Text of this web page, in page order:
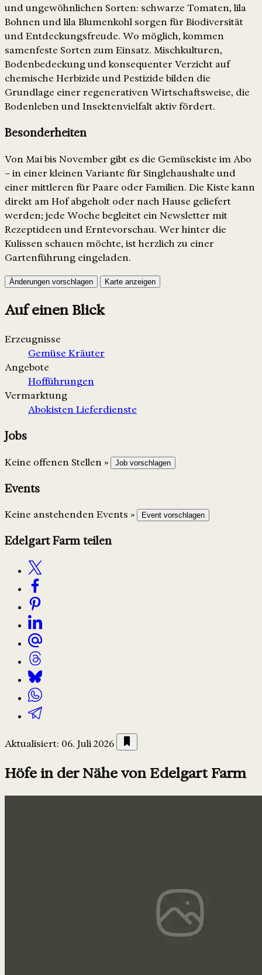
und ungewöhnlichen Sorten: schwarze Tomaten, lila
Bohnen und lila Blumenkohl sorgen für Biodiversität
und Entdeckungsfreude. Wo möglich, kommen
samenfeste Sorten zum Einsatz. Mischkulturen,
Bodenbedeckung und konsequenter Verzicht auf
chemische Herbizide und Pestizide bilden die
Grundlage einer regenerativen Wirtschaftsweise, die
Bodenleben und Insektenvielfalt aktiv fördert.
Besonderheiten
Von Mai bis November gibt es die Gemüsekiste im Abo
– in einer kleinen Variante für Singlehaushalte und
einer mittleren für Paare oder Familien. Die Kiste kann
direkt am Hof abgeholt oder nach Hause geliefert
werden; jede Woche begleitet ein Newsletter mit
Rezeptideen und Erntevorschau. Wer hinter die
Kulissen schauen möchte, ist herzlich zu einer
Gartenführung eingeladen.
Änderungen vorschlagen Karte anzeigen
Auf einen Blick
Erzeugnisse
Gemüse Kräuter
Angebote
Hofführungen
Vermarktung
Abokisten Lieferdienste
Jobs
Keine offenen Stellen » Job vorschlagen
Events
Keine anstehenden Events » Event vorschlagen
Edelgart Farm teilen
Aktualisiert: 06. Juli 2026
Höfe in der Nähe von Edelgart Farm